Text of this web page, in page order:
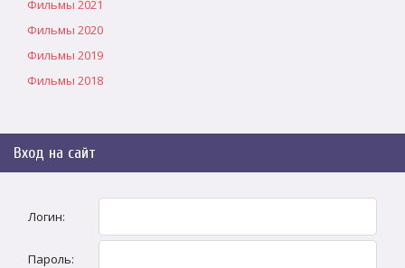
Фильмы 2021
Фильмы 2020
Фильмы 2019
Фильмы 2018
Вход на сайт
Логин:
Пароль: